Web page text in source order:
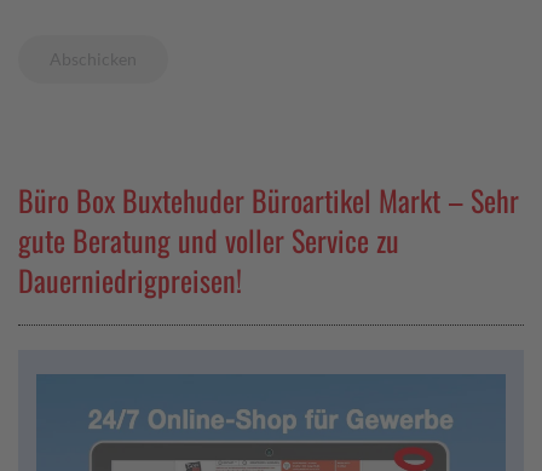
Büro Box Buxtehuder Büroartikel Markt – Sehr
gute Beratung und voller Service zu
Dauerniedrigpreisen!